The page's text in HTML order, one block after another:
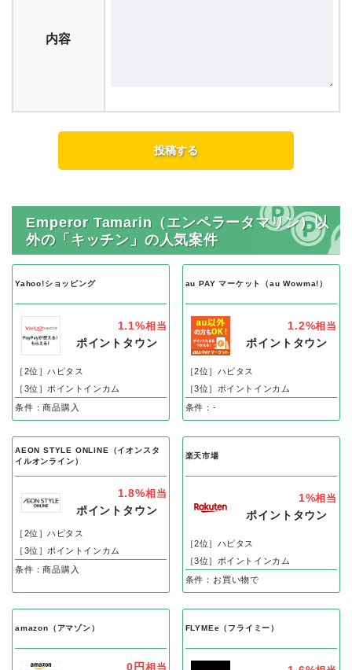
内容
Emperor Tamarin（エンペラータマリン）以
外の「キッチン」の人気案件
Yahoo!ショッピング
1.1%相当
ポイントタウン
［2位］ハピタス
［3位］ポイントインカム
条件：商品購入
au PAY マーケット（au Wowma!）
1.2%相当
ポイントタウン
［2位］ハピタス
［3位］ポイントインカム
条件：-
AEON STYLE ONLINE（イオンスタ
イルオンライン）
1.8%相当
ポイントタウン
［2位］ハピタス
［3位］ポイントインカム
条件：商品購入
楽天市場
1%相当
ポイントタウン
［2位］ハピタス
［3位］ポイントインカム
条件：お買い物で
amazon（アマゾン）
0円 相当
FLYMEe（フライミー）